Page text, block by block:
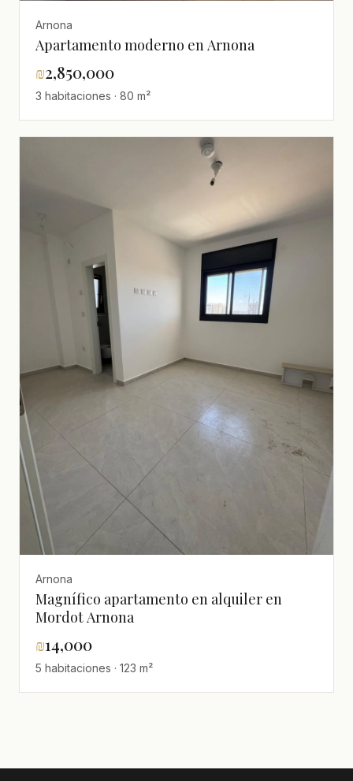
Arnona
Apartamento moderno en Arnona
₪2,850,000
3 habitaciones · 80 m²
Arnona
Magnífico apartamento en alquiler en
Mordot Arnona
₪14,000
5 habitaciones · 123 m²